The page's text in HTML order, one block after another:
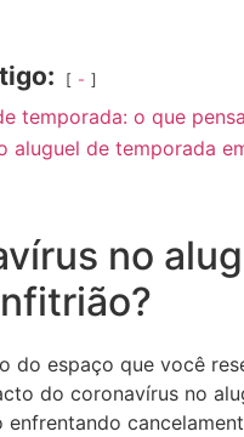
-
temporada: o que
de temporada
no
do espaço que você
do coronavírus no